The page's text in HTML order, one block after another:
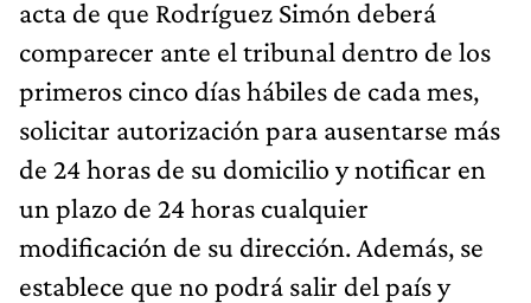
acta de que Rodríguez Simón deberá
comparecer ante el tribunal dentro de los
primeros cinco días hábiles de cada mes,
solicitar autorización para ausentarse más
de 24 horas de su domicilio y notificar en
un plazo de 24 horas cualquier
modificación de su dirección. Además, se
establece que no podrá salir del país y